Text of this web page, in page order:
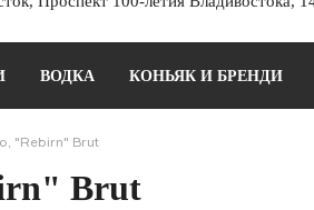
ВОДКА КОНЬЯК И БРЕНДИ
"Rebirn" Brut
Brut